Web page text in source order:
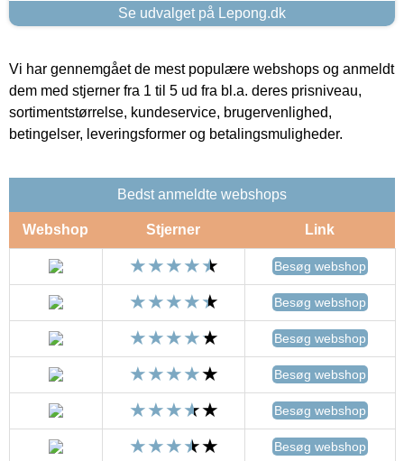
Se udvalget på Lepong.dk
Vi har gennemgået de mest populære webshops og anmeldt
dem med stjerner fra 1 til 5 ud fra bl.a. deres prisniveau,
sortimentstørrelse, kundeservice, brugervenlighed,
betingelser, leveringsformer og betalingsmuligheder.
Bedst anmeldte webshops
Webshop Stjerner Link
Besøg webshop
Besøg webshop
Besøg webshop
Besøg webshop
Besøg webshop
Besøg webshop